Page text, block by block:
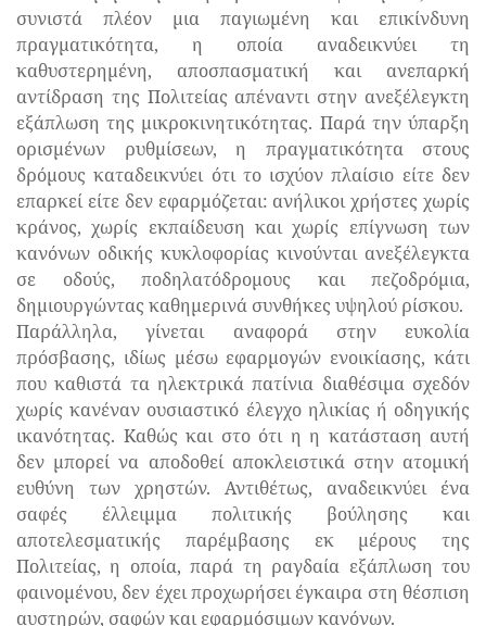
συνιστά πλέον μια παγιωμένη και επικίνδυνη
πραγματικότητα, η οποία αναδεικνύει τη
καθυστερημένη, αποσπασματική και ανεπαρκή
αντίδραση της Πολιτείας απέναντι στην ανεξέλεγκτη
εξάπλωση της μικροκινητικότητας. Παρά την ύπαρξη
ορισμένων ρυθμίσεων, η πραγματικότητα στους
δρόμους καταδεικνύει ότι το ισχύον πλαίσιο είτε δεν
επαρκεί είτε δεν εφαρμόζεται: ανήλικοι χρήστες χωρίς
κράνος, χωρίς εκπαίδευση και χωρίς επίγνωση των
κανόνων οδικής κυκλοφορίας κινούνται ανεξέλεγκτα
σε οδούς, ποδηλατόδρομους και πεζοδρόμια,
δημιουργώντας καθημερινά συνθήκες υψηλού ρίσκου.
Παράλληλα, γίνεται αναφορά στην ευκολία
πρόσβασης, ιδίως μέσω εφαρμογών ενοικίασης, κάτι
που καθιστά τα ηλεκτρικά πατίνια διαθέσιμα σχεδόν
χωρίς κανέναν ουσιαστικό έλεγχο ηλικίας ή οδηγικής
ικανότητας. Καθώς και στο ότι η η κατάσταση αυτή
δεν μπορεί να αποδοθεί αποκλειστικά στην ατομική
ευθύνη των χρηστών. Αντιθέτως, αναδεικνύει ένα
σαφές έλλειμμα πολιτικής βούλησης και
αποτελεσματικής παρέμβασης εκ μέρους της
Πολιτείας, η οποία, παρά τη ραγδαία εξάπλωση του
φαινομένου, δεν έχει προχωρήσει έγκαιρα στη θέσπιση
αυστηρών, σαφών και εφαρμόσιμων κανόνων.